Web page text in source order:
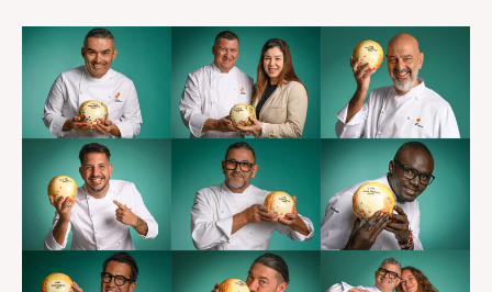
Etéreo
Cúpula
obtienen
segundo
SOL
Repsol